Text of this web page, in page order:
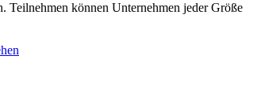
können Unternehmen jeder Größe